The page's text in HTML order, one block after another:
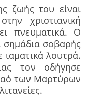
ζωής του είναι
χριστιανική
πνευματικά. Ο
σημάδια σοβαρής
ιαματικά λουτρά.
τον οδήγησε
των Μαρτύρων